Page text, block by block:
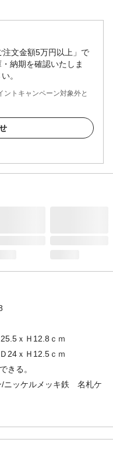
注文金額5万円以上」で
納期を確認いたしま
。
トキャンペーン対象外と
ｘＨ12.8ｃｍ
24ｘＨ12.5ｃｍ
きる。
ッケルメッキ鉄 名札ケ